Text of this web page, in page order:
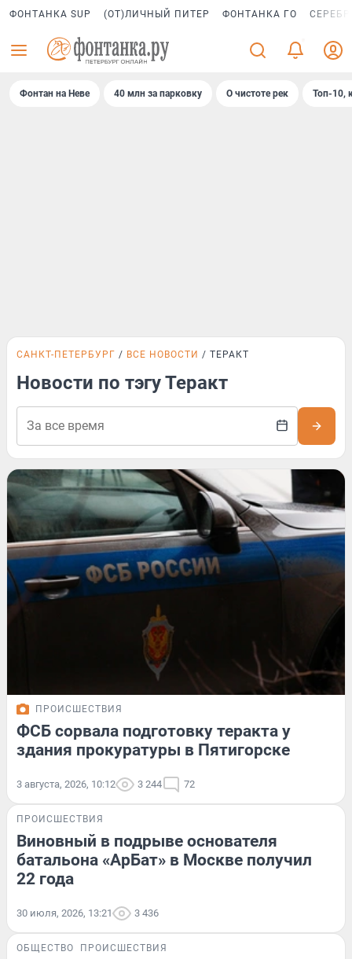
ФОНТАНКА SUP (ОТ)ЛИЧНЫЙ ПИТЕР ФОНТАНКА ГО
Фонтан на Неве 40 млн за парковку О чистоте рек Топ-10,
САНКТ-ПЕТЕРБУРГ ВСЕ НОВОСТИ ТЕРАКТ
Новости по тэгу Теракт
ПРОИСШЕСТВИЯ
ФСБ сорвала подготовку теракта у
здания прокуратуры в Пятигорске
3 августа, 2026, 10:12 3 244 72
ПРОИСШЕСТВИЯ
Виновный в подрыве основателя
батальона «АрБат» в Москве получил
22 года
30 июля, 2026, 13:21 3 436
ОБЩЕСТВО ПРОИСШЕСТВИЯ